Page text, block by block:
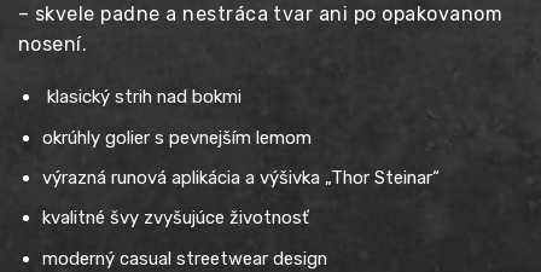
– skvele padne a nestráca tvar ani po opakovanom
nosení.
klasický strih nad bokmi
okrúhly golier s pevnejším lemom
výrazná runová aplikácia a výšivka „Thor Steinar“
kvalitné švy zvyšujúce životnosť
moderný casual streetwear design